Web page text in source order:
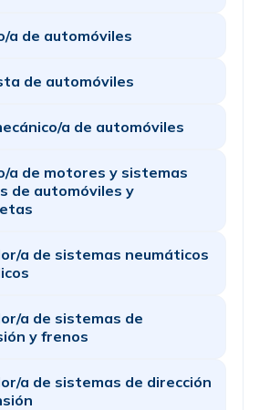
a de automóviles
de automóviles
a de automóviles
a de motores y sistemas
de automóviles y
a de sistemas neumáticos
a de sistemas de
y frenos
a de sistemas de dirección